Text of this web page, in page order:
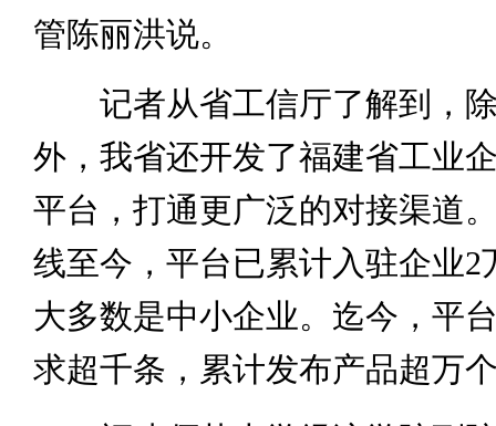
管陈丽洪说。
记者从省工信厅了解到，除
外，我省还开发了福建省工业
平台，打通更广泛的对接渠道
线至今，平台已累计入驻企业2
大多数是中小企业。迄今，平
求超千条，累计发布产品超万